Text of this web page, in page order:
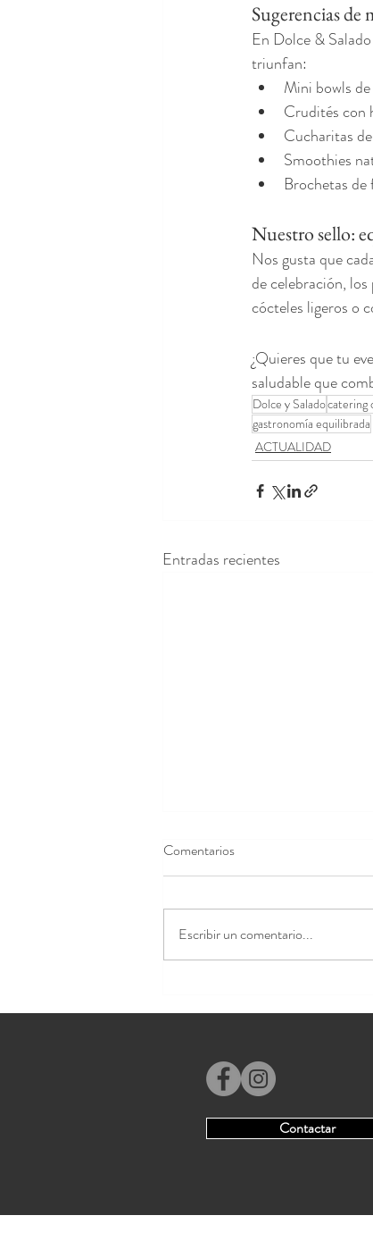
Sugerencias de
En Dolce &
triunfan:
Mini bowls
Crudités con
Cucharitas
Smoothies
Brochetas
Nuestro sello:
Nos gusta que
de celebración,
cócteles ligeros o
¿Quieres que tu
saludable que
Dolce y Saladocatering
gastronomía equilibrada
ACTUALIDAD
Entradas recientes
catering de tus eventos del
Comentarios
Escribir un comentario...
Contactar